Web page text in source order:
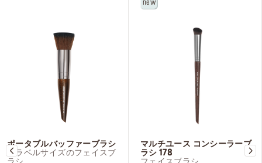
ポータブルバッファーブラシ
トラベルサイズのフェイスブ
new
マルチユース コンシーラーブ
ラシ 178